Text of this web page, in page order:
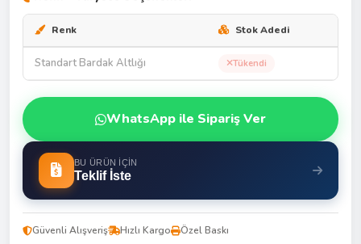
Renk Stok Adedi
Standart Bardak Altlığı Tükendi
WhatsApp ile Sipariş Ver
BU ÜRÜN İÇIN
Teklif İste
Güvenli Alışveriş Hızlı Kargo Özel Baskı